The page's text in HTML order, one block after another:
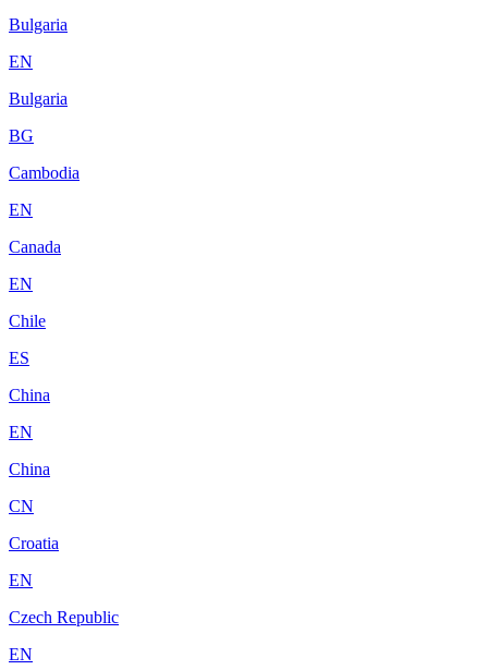
Bulgaria
EN
Bulgaria
BG
Cambodia
EN
Canada
EN
Chile
ES
China
EN
China
CN
Croatia
EN
Czech Republic
EN